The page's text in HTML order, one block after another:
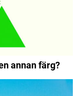
annan färg?